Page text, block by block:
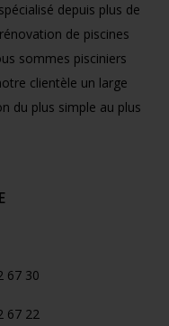
depuis plus de
de piscines
sommes pisciniers
clientèle un large
du plus simple au plus
67 30
67 22